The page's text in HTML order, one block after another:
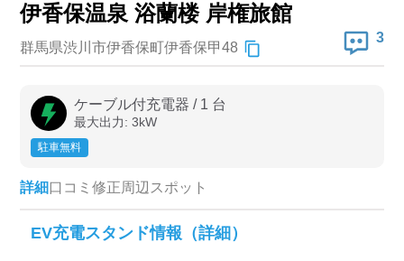
地名・観光スポット・住所で検索
充電器の種類
急速充電器のみ表示
高速道路上のみ表示
認証システム
伊香保温泉 浴蘭楼 岸権旅館
群馬県渋川市伊香保町伊香保甲48
3
ケーブル付充電器 / 1 台
最大出力: 3kW
駐車無料
詳細口コミ 修正周辺スポット
EV充電スタンド情報（詳細）